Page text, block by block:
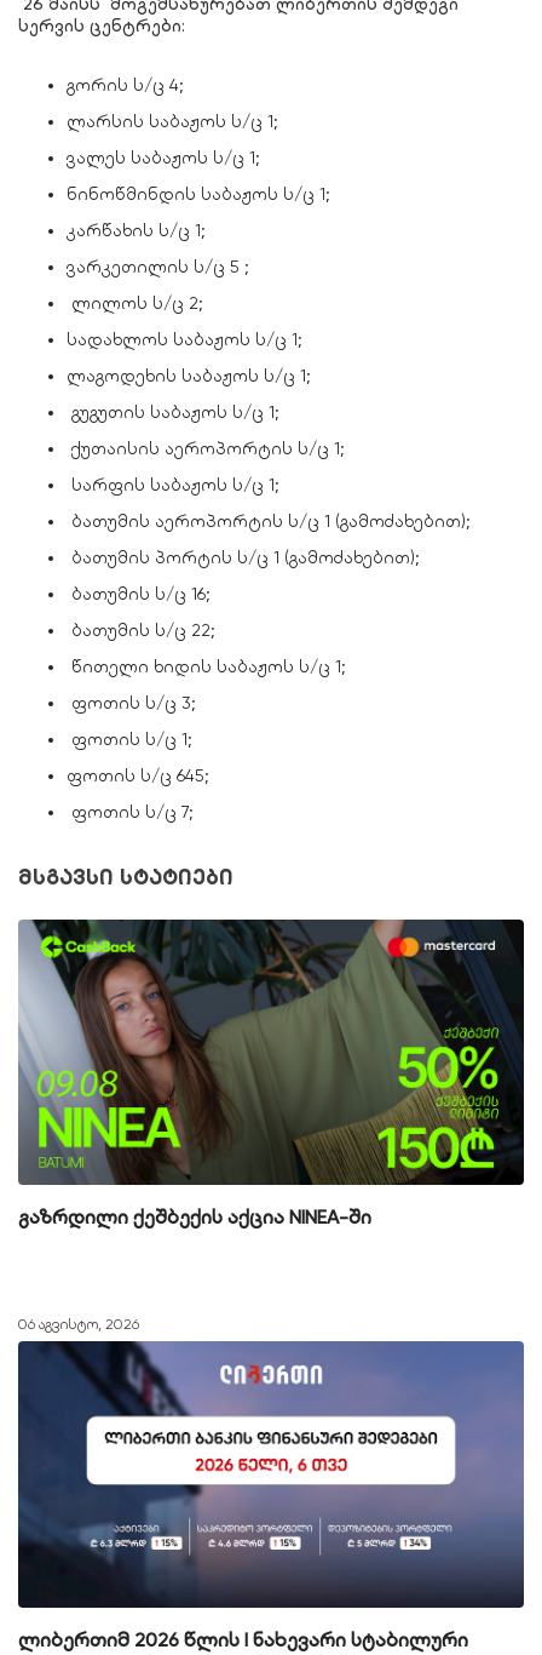
სერვის ცენტრები:
გორის ს/ც 4;
ლარსის საბაჟოს ს/ც 1;
ვალეს საბაჟოს ს/ც 1;
ნინოწმინდის საბაჟოს ს/ც 1;
კარწახის ს/ც 1;
ვარკეთილის ს/ც 5 ;
ლილოს ს/ც 2;
სადახლოს საბაჟოს ს/ც 1;
ლაგოდეხის საბაჟოს ს/ც 1;
გუგუთის საბაჟოს ს/ც 1;
ქუთაისის აეროპორტის ს/ც 1;
სარფის საბაჟოს ს/ც 1;
ბათუმის აეროპორტის ს/ც 1 (გამოძახებით);
ბათუმის პორტის ს/ც 1 (გამოძახებით);
ბათუმის ს/ც 16;
ბათუმის ს/ც 22;
წითელი ხიდის საბაჟოს ს/ც 1;
ფოთის ს/ც 3;
ფოთის ს/ც 1;
ფოთის ს/ც 645;
ფოთის ს/ც 7;
მსგავსი სტატიები
გაზრდილი ქეშბექის აქცია NINEA-ში
06 აგვისტო, 2026
ლიბერთიმ 2026 წლის I ნახევარი სტაბილური